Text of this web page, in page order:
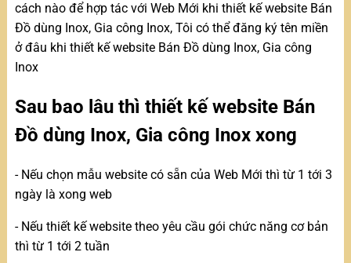
cách nào để hợp tác với Web Mới khi thiết kế website Bán
Đồ dùng Inox, Gia công Inox, Tôi có thể đăng ký tên miền
ở đâu khi thiết kế website Bán Đồ dùng Inox, Gia công
Inox
Sau bao lâu thì thiết kế website Bán
Đồ dùng Inox, Gia công Inox xong
- Nếu chọn mẫu website có sẵn của Web Mới thì từ 1 tới 3
ngày là xong web
- Nếu thiết kế website theo yêu cầu gói chức năng cơ bản
thì từ 1 tới 2 tuần